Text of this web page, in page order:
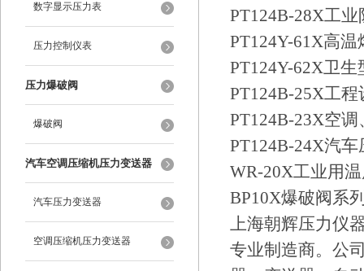
数字显示压力表
压力控制仪表
压力爆破阀
爆破阀
汽车空调压缩机压力变送器
汽车压力变送器
空调压缩机压力变送器
PT124B-28X工
PT124Y-61X高
PT124Y-62X卫
PT124B-25X工
PT124B-23X空
PT124B-24X汽
WR-20X工业用
BP10X爆破阀系
上海朝辉压力仪
专业制造商。公